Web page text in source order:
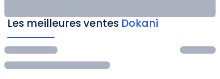
Les meilleures ventes Dokani